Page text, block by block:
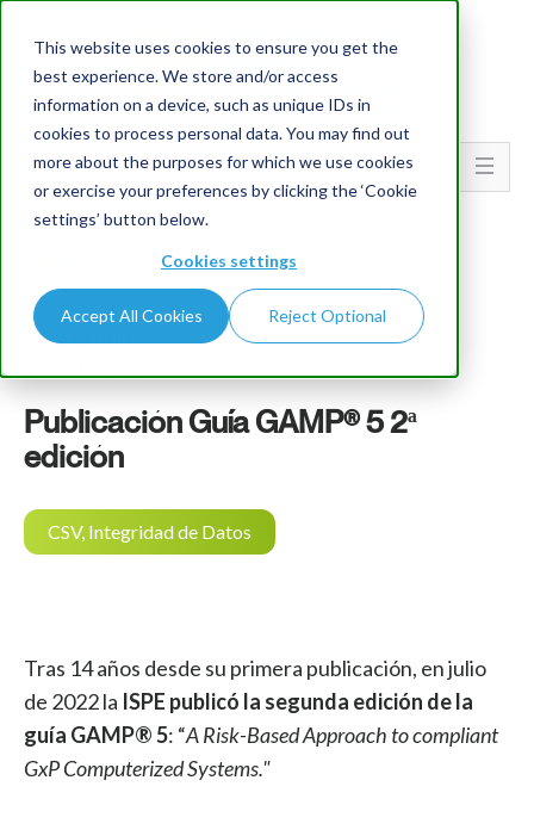
This website uses cookies to ensure you get the
best experience. We store and/or access
information on a device, such as unique IDs in
cookies to process personal data. You may find out
more about the purposes for which we use cookies
or exercise your preferences by clicking the ‘Cookie
settings’ button below.
Cookies settings
Accept All Cookies Reject Optional
Go To...
PQE Group
Publicación Guía GAMP® 5 2ª
edición
CSV, Integridad de Datos
Tras 14 años desde su primera publicación, en julio
de 2022 la ISPE publicó la segunda edición de la
guía GAMP® 5: “A Risk-Based Approach to compliant
GxP Computerized Systems."